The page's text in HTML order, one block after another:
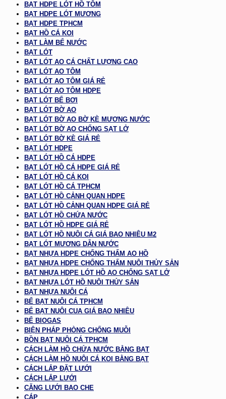
BẠT HDPE LÓT HỒ TÔM
BẠT HDPE LÓT MƯƠNG
BẠT HDPE TPHCM
BẠT HỒ CÁ KOI
BẠT LÀM BỂ NƯỚC
BẠT LÓT
BẠT LÓT AO CÁ CHẤT LƯỢNG CAO
BẠT LÓT AO TÔM
BẠT LÓT AO TÔM GIÁ RẺ
BẠT LÓT AO TÔM HDPE
BẠT LÓT BỂ BƠI
BẠT LÓT BỜ AO
BẠT LÓT BỜ AO BỜ KÈ MƯƠNG NƯỚC
BẠT LÓT BỜ AO CHỐNG SẠT LỞ
BẠT LÓT BỜ KÈ GIÁ RẺ
BẠT LÓT HDPE
BẠT LÓT HỒ CÁ HDPE
BẠT LÓT HỒ CÁ HDPE GIÁ RẺ
BẠT LÓT HỒ CÁ KOI
BẠT LÓT HỒ CÁ TPHCM
BẠT LÓT HỒ CẢNH QUAN HDPE
BẠT LÓT HỒ CẢNH QUAN HDPE GIÁ RẺ
BẠT LÓT HỒ CHỨA NƯỚC
BẠT LÓT HỒ HDPE GIÁ RẺ
BẠT LÓT HỒ NUÔI CÁ GIÁ BAO NHIÊU M2
BẠT LÓT MƯƠNG DẪN NƯỚC
BẠT NHỰA HDPE CHỐNG THẤM AO HỒ
BẠT NHỰA HDPE CHỐNG THẤM NUÔI THỦY SẢN
BẠT NHỰA HDPE LÓT HỒ AO CHỐNG SẠT LỞ
BẠT NHỰA LÓT HỒ NUÔI THỦY SẢN
BẠT NHỰA NUÔI CÁ
BỂ BẠT NUÔI CÁ TPHCM
BỂ BẠT NUÔI CUA GIÁ BAO NHIÊU
BỂ BIOGAS
BIỆN PHÁP PHÒNG CHỐNG MUỖI
BỒN BẠT NUÔI CÁ TPHCM
CÁCH LÀM HỒ CHỨA NƯỚC BẰNG BẠT
CÁCH LÀM HỒ NUÔI CÁ KOI BẰNG BẠT
CÁCH LẮP ĐẶT LƯỚI
CÁCH LẮP LƯỚI
CĂNG LƯỚI BAO CHE
CÁP